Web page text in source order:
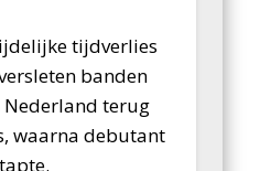
tijdverlies
banden
Nederland terug
waarna debutant